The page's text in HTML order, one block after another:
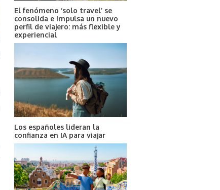
El fenómeno ‘solo travel’ se
consolida e impulsa un nuevo
perfil de viajero: más flexible y
experiencial
Los españoles lideran la
confianza en IA para viajar